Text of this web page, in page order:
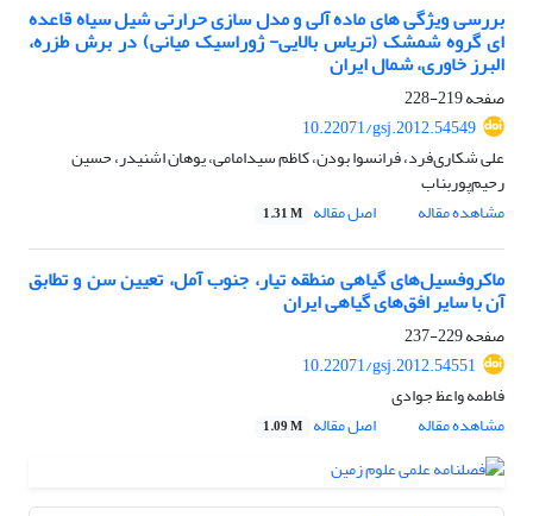
بررسی ویژگی های ماده آلی و مدل سازی حرارتی شیل سیاه قاعده
ای گروه شمشک (تریاس بالایی- ژوراسیک میانی) در برش طزره،
البرز خاوری، شمال ایران
صفحه219-228
10.22071/gsj.2012.54549
علی شکاری‌فرد، فرانسوا بودن، کاظم سیدامامی، یوهان اشنیدر، حسین
رحیم‌پوربناب
مشاهده مقاله
اصل مقاله 1.31 M
ماکروفسیل‌های گیاهی منطقه تیار، جنوب آمل، تعیین سن و تطابق
آن با سایر افق‌های گیاهی ایران
صفحه229-237
10.22071/gsj.2012.54551
فاطمه واعظ جوادی
مشاهده مقاله
اصل مقاله 1.09 M